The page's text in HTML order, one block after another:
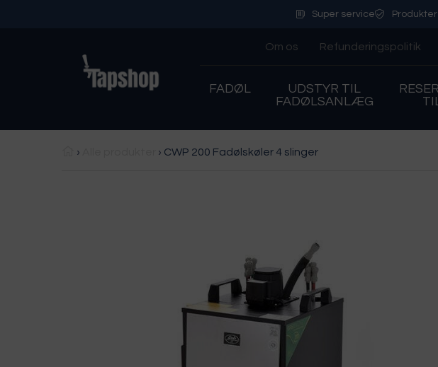
Super service
Om os Refunderingspolitik
FADØL
UDSTYR TIL
FADØLSANLÆG
› › CWP 200 Fadølskøler 4 slinger